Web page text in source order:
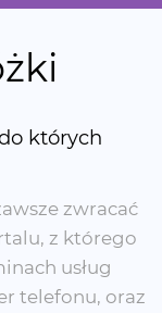
których
zwracać
z którego
usług
telefonu, oraz